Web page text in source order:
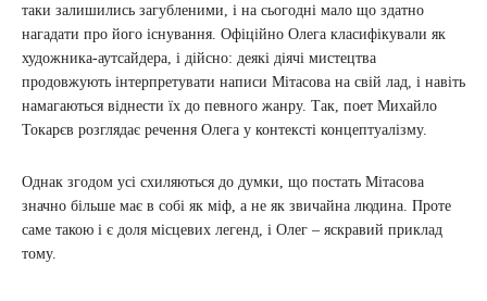
таки залишились загубленими, і на сьогодні мало що здатно
нагадати про його існування. Офіційно Олега класифікували як
художника-аутсайдера, і дійсно: деякі діячі мистецтва
продовжують інтерпретувати написи Мітасова на свій лад, і навіть
намагаються віднести їх до певного жанру. Так, поет Михайло
Токарєв розглядає речення Олега у контексті концептуалізму.
Однак згодом усі схиляються до думки, що постать Мітасова
значно більше має в собі як міф, а не як звичайна людина. Проте
саме такою і є доля місцевих легенд, і Олег – яскравий приклад
тому.